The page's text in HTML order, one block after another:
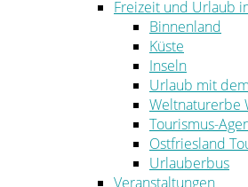
Freizeit und Urlaub
Binnenland
Küste
Inseln
Urlaub mit
Weltnaturerbe
Tourismus-
Ostfriesland
Urlauberbus
Veranstaltungen